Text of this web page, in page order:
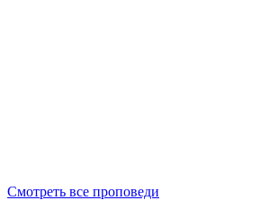
Смотреть все проповеди